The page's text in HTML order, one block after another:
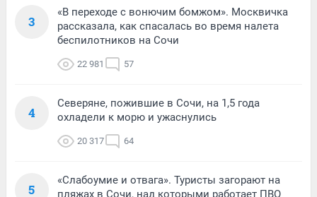
3
«В переходе с вонючим бомжом». Москвичка
рассказала, как спасалась во время налета
беспилотников на Сочи
22 981 57
4
Северяне, пожившие в Сочи, на 1,5 года
охладели к морю и ужаснулись
20 317 64
5
«Слабоумие и отвага». Туристы загорают на
пляжах в Сочи, над которыми работает ПВО